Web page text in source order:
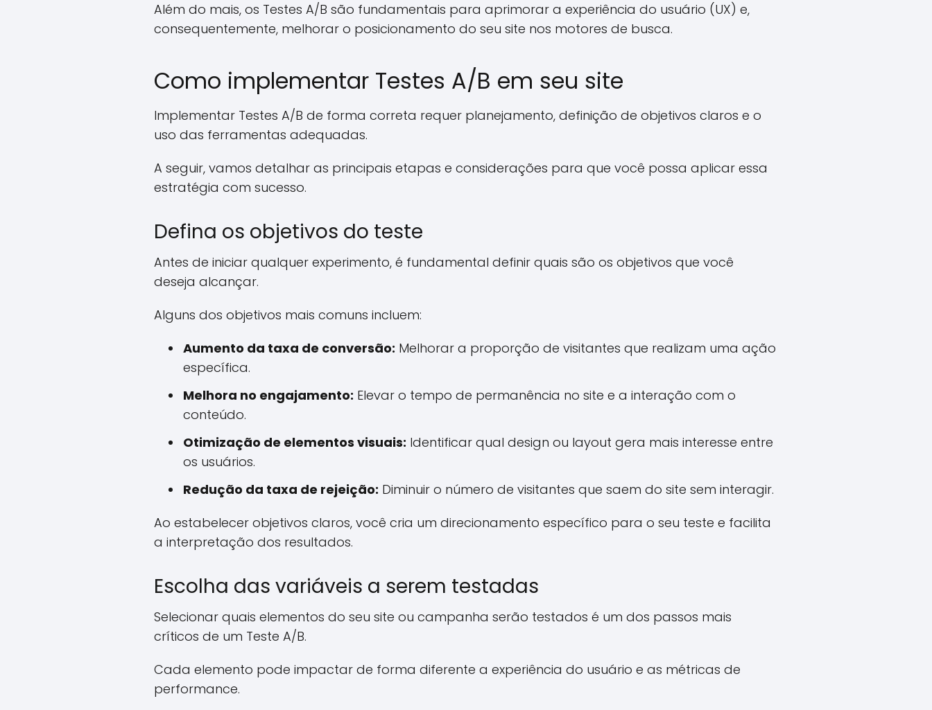
Além do mais, os Testes A/B são fundamentais para aprimorar a experiência do usuário (UX) e,
consequentemente, melhorar o posicionamento do seu site nos motores de busca.
Como implementar Testes A/B em seu site
Implementar Testes A/B de forma correta requer planejamento, definição de objetivos claros e o
uso das ferramentas adequadas.
A seguir, vamos detalhar as principais etapas e considerações para que você possa aplicar essa
estratégia com sucesso.
Defina os objetivos do teste
Antes de iniciar qualquer experimento, é fundamental definir quais são os objetivos que você
deseja alcançar.
Alguns dos objetivos mais comuns incluem:
Aumento da taxa de conversão: Melhorar a proporção de visitantes que realizam uma ação
específica.
Melhora no engajamento: Elevar o tempo de permanência no site e a interação com o
conteúdo.
Otimização de elementos visuais: Identificar qual design ou layout gera mais interesse entre
os usuários.
Redução da taxa de rejeição: Diminuir o número de visitantes que saem do site sem interagir.
Ao estabelecer objetivos claros, você cria um direcionamento específico para o seu teste e facilita
a interpretação dos resultados.
Escolha das variáveis a serem testadas
Selecionar quais elementos do seu site ou campanha serão testados é um dos passos mais
críticos de um Teste A/B.
Cada elemento pode impactar de forma diferente a experiência do usuário e as métricas de
performance.